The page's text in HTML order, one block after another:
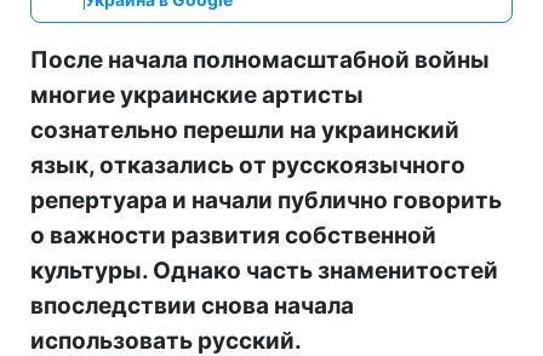
После начала полномасштабной войны
многие украинские артисты
сознательно перешли на украинский
язык, отказались от русскоязычного
репертуара и начали публично говорить
о важности развития собственной
культуры. Однако часть знаменитостей
впоследствии снова начала
использовать русский.